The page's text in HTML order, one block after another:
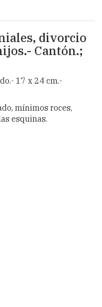
divorcio
Cantón.;
17 x 24 cm.-
mínimos roces,
esquinas.